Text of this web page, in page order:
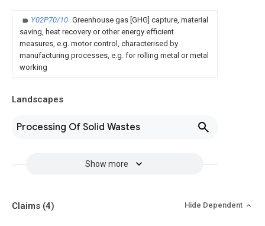
Y02P70/10 Greenhouse gas [GHG] capture, material
saving, heat recovery or other energy efficient
measures, e.g. motor control, characterised by
manufacturing processes, e.g. for rolling metal or metal
working
Landscapes
Processing Of Solid Wastes
Show more
Claims (4) Hide Dependent